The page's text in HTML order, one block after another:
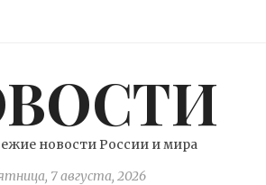
новости России и мира
7 августа, 2026